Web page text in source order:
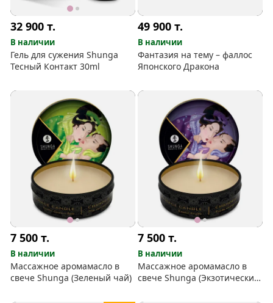
32 900т.
В наличии
Гель для сужения Shunga
Тесный Контакт 30ml
49 900т.
В наличии
Фантазия на тему – фаллос
Японского Дракона
7 500т.
В наличии
Массажное аромамасло в
свече Shunga (Зеленый чай)
7 500т.
В наличии
Массажное аромамасло в
свече Shunga (Экзотические